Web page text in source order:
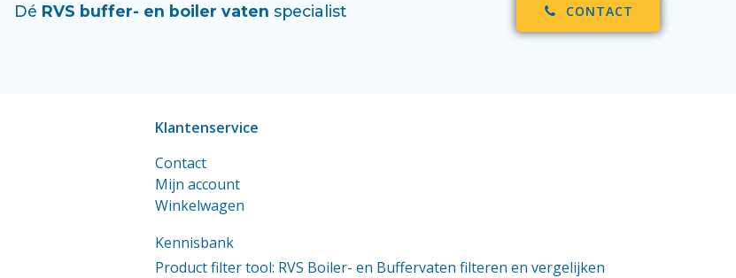
Dé RVS buffer- en boiler vaten specialist CONTACT
Klantenservice
Contact
Mijn account
Winkelwagen
Kennisbank
Product filter tool: RVS Boiler- en Buffervaten filteren en vergelijken